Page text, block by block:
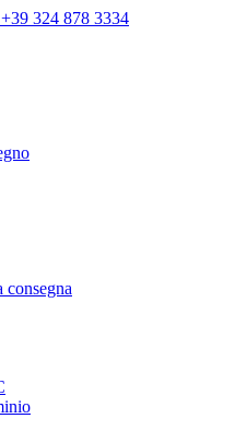
+39 324 878 3334
consegna